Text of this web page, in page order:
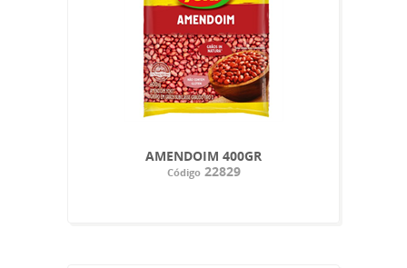
AMENDOIM 400GR
Código22829